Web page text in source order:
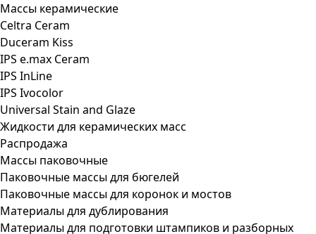
Массы керамические
Celtra Ceram
Duceram Kiss
IPS e.max Ceram
IPS InLine
IPS Ivocolor
Universal Stain and Glaze
Жидкости для керамических масс
Распродажа
Массы паковочные
Паковочные массы для бюгелей
Паковочные массы для коронок и мостов
Материалы для дублирования
Материалы для подготовки штампиков и разборных